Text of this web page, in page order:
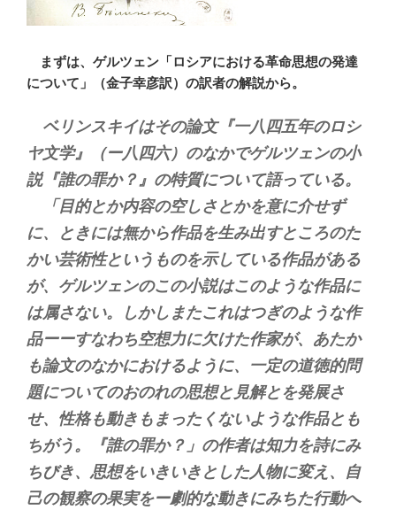
まずは、ゲルツェン「ロシアにおける革命思想の発達
について」（金子幸彦訳）の訳者の解説から。
ベリンスキイはその論文『一八四五年のロシ
ヤ文学』（ー八四六）のなかでゲルツェンの小
説『誰の罪か？』の特質について語っている。
「目的とか内容の空しさとかを意に介せず
に、ときには無から作品を生み出すところのた
かい芸術性というものを示している作品がある
が、ゲルツェンのこの小説はこのような作品に
は属さない。しかしまたこれはつぎのような作
品ーーすなわち空想力に欠けた作家が、あたか
も論文のなかにおけるように、一定の道徳的問
題についてのおのれの思想と見解とを発展さ
せ、性格も動きもまったくないような作品とも
ちがう。『誰の罪か？」の作者は知力を詩にみ
ちびき、思想をいきいきとした人物に変え、自
己の観察の果実をー劇的な動きにみちた行動へ